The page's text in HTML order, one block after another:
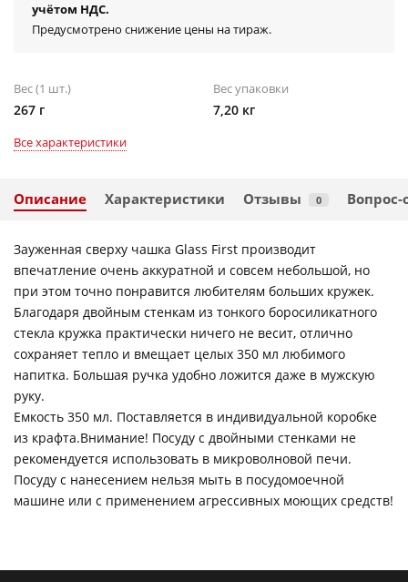
учётом НДС.
Предусмотрено снижение цены на тираж.
Вес (1 шт.)
267 г
Вес упаковки
7,20 кг
Все характеристики
Описание Характеристики Отзывы 0 Вопрос-
Зауженная сверху чашка Glass First производит
впечатление очень аккуратной и совсем небольшой, но
при этом точно понравится любителям больших кружек.
Благодаря двойным стенкам из тонкого боросиликатного
стекла кружка практически ничего не весит, отлично
сохраняет тепло и вмещает целых 350 мл любимого
напитка. Большая ручка удобно ложится даже в мужскую
руку.
Емкость 350 мл. Поставляется в индивидуальной коробке
из крафта.Внимание! Посуду с двойными стенками не
рекомендуется использовать в микроволновой печи.
Посуду с нанесением нельзя мыть в посудомоечной
машине или с применением агрессивных моющих средств!